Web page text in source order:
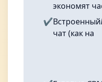
экономят
✔️Встроенный
чат (как на